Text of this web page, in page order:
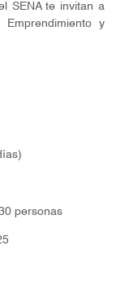
SENA te invitan a
y
personas